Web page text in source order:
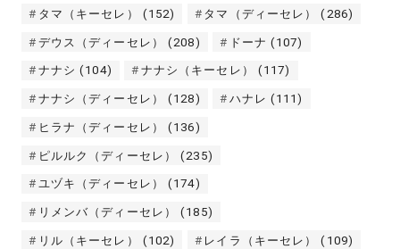
タマ（キーセレ） (152) タマ（ディーセレ） (286)
デウス（ディーセレ） (208) ドーナ (107)
ナナシ (104) ナナシ（キーセレ） (117)
ナナシ（ディーセレ） (128) ハナレ (111)
ヒラナ（ディーセレ） (136)
ピルルク（ディーセレ） (235)
ユヅキ（ディーセレ） (174)
リメンバ（ディーセレ） (185)
リル（キーセレ） (102) レイラ（キーセレ） (109)